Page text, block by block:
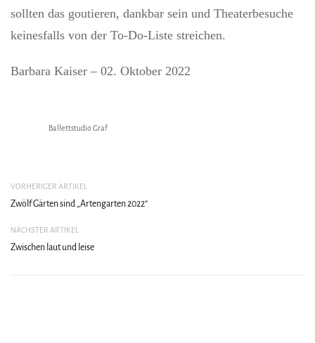
sollten das goutieren, dankbar sein und Theaterbesuche
keinesfalls von der To-Do-Liste streichen.
Barbara Kaiser – 02. Oktober 2022
Ballettstudio Graf
VORHERIGER ARTIKEL
Zwölf Gärten sind „Artengarten 2022“
NÄCHSTER ARTIKEL
Zwischen laut und leise